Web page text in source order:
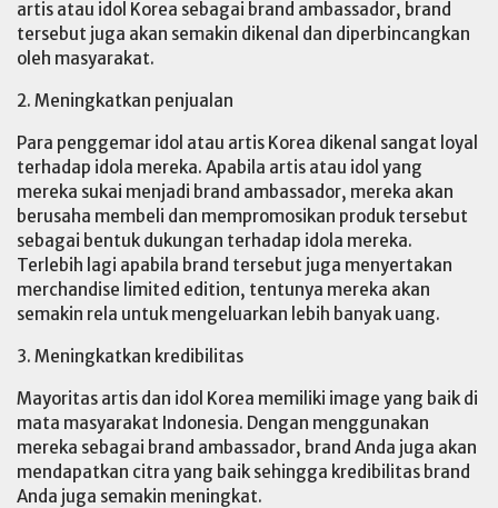
artis atau idol Korea sebagai brand ambassador, brand
tersebut juga akan semakin dikenal dan diperbincangkan
oleh masyarakat.
2. Meningkatkan penjualan
Para penggemar idol atau artis Korea dikenal sangat loyal
terhadap idola mereka. Apabila artis atau idol yang
mereka sukai menjadi brand ambassador, mereka akan
berusaha membeli dan mempromosikan produk tersebut
sebagai bentuk dukungan terhadap idola mereka.
Terlebih lagi apabila brand tersebut juga menyertakan
merchandise limited edition, tentunya mereka akan
semakin rela untuk mengeluarkan lebih banyak uang.
3. Meningkatkan kredibilitas
Mayoritas artis dan idol Korea memiliki image yang baik di
mata masyarakat Indonesia. Dengan menggunakan
mereka sebagai brand ambassador, brand Anda juga akan
mendapatkan citra yang baik sehingga kredibilitas brand
Anda juga semakin meningkat.